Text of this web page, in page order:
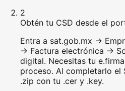
2
Obtén tu CSD desde el
Entra a sat.gob.mx →
→ Factura electrónica →
digital. Necesitas tu
proceso. Al completarlo el
.zip con tu .cer y .key.